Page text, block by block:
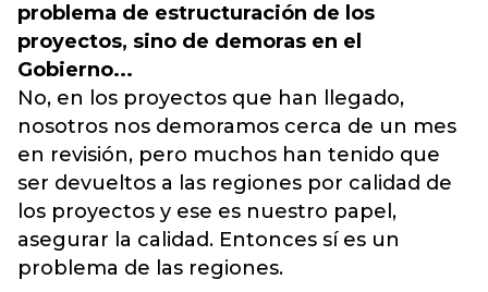
problema de estructuración de los
proyectos, sino de demoras en el
Gobierno...
No, en los proyectos que han llegado,
nosotros nos demoramos cerca de un mes
en revisión, pero muchos han tenido que
ser devueltos a las regiones por calidad de
los proyectos y ese es nuestro papel,
asegurar la calidad. Entonces sí es un
problema de las regiones.